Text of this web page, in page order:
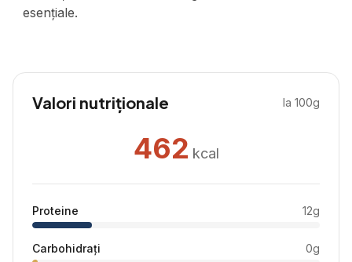
esențiale.
Valori nutriționale la 100g
462 kcal
Proteine 12g
Carbohidrați 0g